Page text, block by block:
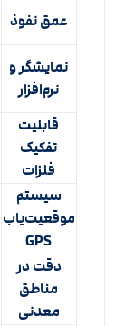
عمق نفوذ
نمایشگر و
نرم‌افزار
قابلیت
تفکیک
فلزات
سیستم
موقعیت‌یاب
GPS
دقت در
مناطق
معدنی